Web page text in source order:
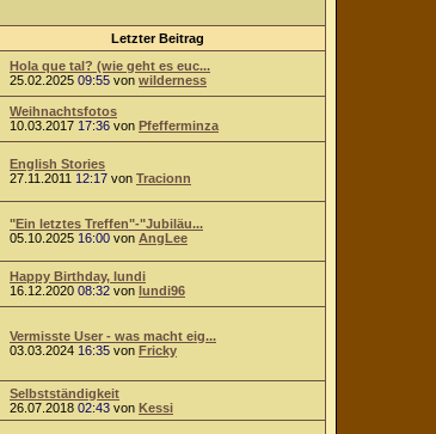
Letzter Beitrag
Hola que tal? (wie geht es euc...
25.02.2025 09:55 von wilderness
Weihnachtsfotos
10.03.2017 17:36 von Pfefferminza
English Stories
27.11.2011 12:17 von Tracionn
"Ein letztes Treffen"-"Jubiläu...
05.10.2025 16:00 von AngLee
Happy Birthday, lundi
16.12.2020 08:32 von lundi96
Vermisste User - was macht eig...
03.03.2024 16:35 von Fricky
Selbstständigkeit
26.07.2018 02:43 von Kessi